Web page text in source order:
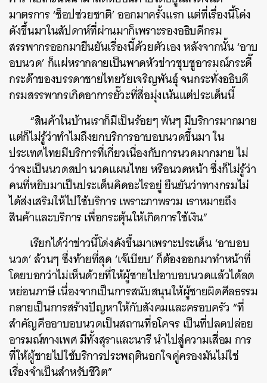
มาตรการ ‘ช็อปช่วยชาติ’ ออกมาครั้งแรก แต่ที่เรื่องนี้โด่ง
ดังขึ้นมาในสัปดาห์ที่ผ่านมาก็เพราะรองอธิบดีกรม
สรรพากรออกมายืนยันเรื่องนี้ด้วยตัวเอง หลังจากนั้น ‘อาบ
อบนวด’ ก็แผ่หรากลายเป็นพาดหัวข่าวชุบชูอารมณ์กระดี๊
กระด๊าของบรรดาชายไทยวัยเจริญพันธุ์ จนกระทั่งอธิบดี
กรมสรรพากรเกิดอาการยั๊วะที่สื่อมุ่งเน้นแต่ประเด็นนี้
“สินค้าในบ้านเราก็มีเป็นร้อยๆ พันๆ มีบริการมากมาย
แต่ก็ไม่รู้ว่าทำไมถึงยกบริการอาบอบนวดขึ้นมา ใน
ประเทศไทยมีบริการที่เกี่ยวเนื่องกับการนวดมากมาย ไม่
ว่าจะเป็นนวดสปา นวดแผนไทย หรือนวดหน้า ซึ่งก็ไม่รู้ว่า
คนที่หยิบมาเป็นประเด็นคิดอะไรอยู่ ยืนยันว่าทางกรมไม่
ได้ส่งเสริมให้ไปใช้บริการ เพราะภาพรวม เราหมายถึง
สินค้าและบริการ เพื่อกระตุ้นให้เกิดการใช้เงิน”
เรียกได้ว่าข่าวนี้โด่งดังขึ้นมาเพราะประเด็น ‘อาบอบ
นวด’ ล้วนๆ ซึ่งท้ายที่สุด ‘เจ๊เบียบ’ ก็ต้องออกมาทำหน้าที่
โดยบอกว่าไม่เห็นด้วยที่ให้ผู้ชายไปอาบอบนวดแล้วได้ลด
หย่อนภาษี เนื่องจากเป็นการสนับสนุนให้ผู้ชายผิดศีลธรรม
กลายเป็นการสร้างปัญหาให้กับสังคมและครอบครัว “ที่
สำคัญคืออาบอบนวดเป็นสถานที่อโคจร เป็นที่ปลดปล่อย
อารมณ์ทางเพศ มีทั้งสุราและนารี นำไปสู่ความเสื่อม การ
ที่ให้ผู้ชายไปใช้บริการประพฤตินอกใจคู่ครองมันไม่ใช่
เรื่องจำเป็นสำหรับชีวิต”